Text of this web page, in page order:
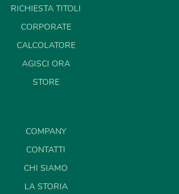
RICHIESTA TITOLI
CORPORATE
CALCOLATORE
AGISCI ORA
STORE
COMPANY
CONTATTI
CHI SIAMO
LA STORIA